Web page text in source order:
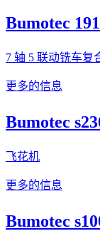
Bumotec
7 轴 5 联动铣车复
更多的信息
Bumotec
飞花机
更多的信息
Bumotec